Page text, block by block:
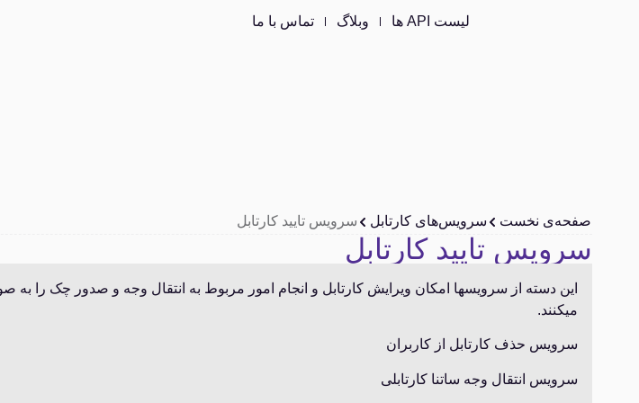
لیست API ها وبلاگ تماس با ما
صفحه‌ی نخست سرویس‌های کارتابل سرویس تایید کارتابل
سرویس تایید کارتابل
این دسته از سرویس‏ها امکان ویرایش کارتابل و انجام امور مربوط به انتقال وجه و صدور چک را به
می‏کنند.
سرویس حذف کارتابل از کاربران
سرویس انتقال وجه ساتنا کارتابلی